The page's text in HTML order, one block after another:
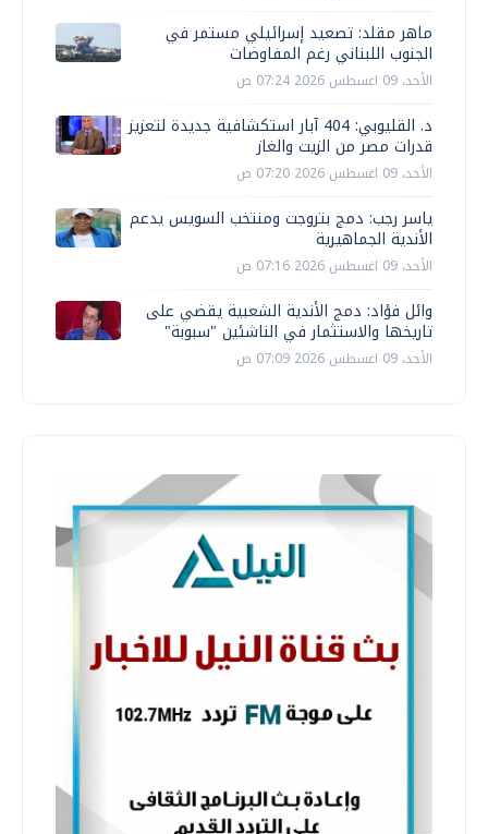
ماهر مقلد: تصعيد إسرائيلي مستمر في
الجنوب اللبناني رغم المفاوضات
الأحد، 09 اغسطس 2026 07:24 ص
د. القليوبي: 404 آبار استكشافية جديدة لتعزيز
قدرات مصر من الزيت والغاز
الأحد، 09 اغسطس 2026 07:20 ص
ياسر رجب: دمج بتروجت ومنتخب السويس يدعم
الأندية الجماهيرية
الأحد، 09 اغسطس 2026 07:16 ص
وائل فؤاد: دمج الأندية الشعبية يقضي على
تاريخها والاستثمار في الناشئين "سبوبة"
الأحد، 09 اغسطس 2026 07:09 ص